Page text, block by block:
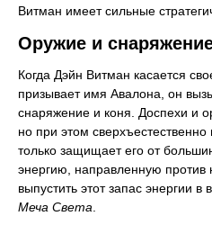
Витман имеет сильные
Оружие и
Когда Дэйн Витман касается
призывает имя Авалона, он
снаряжение и коня. Доспехи и
но при этом
только защищает его от
энергию, направленную против
выпустить этот запас энергии
Меча Света